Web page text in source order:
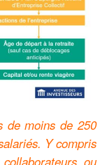
de moins de 250
Y compris
ou